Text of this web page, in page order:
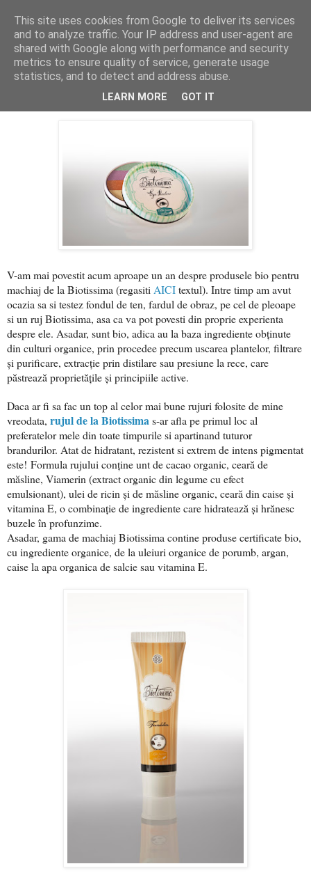
PentruDive.ro
marți, 16 februarie 2016
Despre Biotissima, cu drag!
V-am mai povestit acum aproape un an despre produsele bio pentru
machiaj de la Biotissima (regasiti AICItextul). Intre timp am avut
ocazia sa si testez fondul de ten, fardul de obraz, pe cel de pleoape
si un ruj Biotissima, asa ca va pot povesti din proprie experienta
despre ele. Asadar, sunt bio, adica au la baza ingrediente obținute
din culturi organice, prin procedee precum uscarea plantelor, filtrare
și purificare, extracție prin distilare sau presiune la rece, care
păstrează proprietățile și principiile active.
Daca ar fi sa fac un top al celor mai bune rujuri folosite de mine
vreodata, rujul de la Biotissimas-ar afla pe primul loc al
preferatelor mele din toate timpurile si apartinand tuturor
brandurilor. Atat de hidratant, rezistent si extrem de intens pigmentat
este! Formula rujului conține unt de cacao organic, ceară de
măsline, Viamerin (extract organic din legume cu efect
emulsionant), ulei de ricin și de măsline organic, ceară din caise și
vitamina E, o combinație de ingrediente care hidratează și hrănesc
buzele în profunzime.
Asadar, gama de machiaj Biotissima contine produse certificate bio,
cu ingrediente organice, de la uleiuri organice de porumb, argan,
caise la apa organica de salcie sau vitamina E.
This site uses cookies from Google to deliver its services
and to analyze traffic. Your IP address and user-agent are
shared with Google along with performance and security
metrics to ensure quality of service, generate usage
statistics, and to detect and address abuse.
LEARN MORE GOT IT